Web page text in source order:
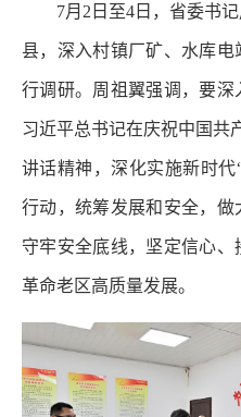
7月2日至4日，省委书记
县，深入村镇厂矿、水库
行调研。周祖翼强调，要
习近平总书记在庆祝中国共
讲话精神，深化实施新时代
行动，统筹发展和安全，做
守牢安全底线，坚定信心
革命老区高质量发展。